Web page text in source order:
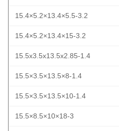
15.4×5.2×13.4×5.5-3.2
15.4×5.2×13.4×15-3.2
15.5x3.5x13.5x2.85-1.4
15.5×3.5×13.5×8-1.4
15.5×3.5×13.5×10-1.4
15.5×8.5×10×18-3